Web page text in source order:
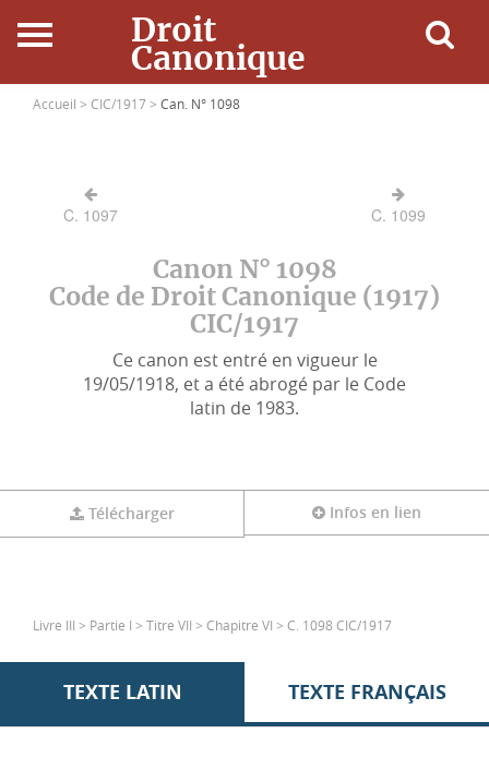
Droit
Canonique
Accueil
Ressources
Accueil > CIC/1917 > Can. N° 1098
C. 1097 C. 1099
Canon N° 1098
Code de Droit Canonique (1917)
CIC/1917
Ce canon est entré en vigueur le
19/05/1918, et a été abrogé par le Code
latin de 1983.
Télécharger Infos en lien
Livre III > Partie I > Titre VII > Chapitre VI > C. 1098 CIC/1917
TEXTE LATIN TEXTE FRANÇAIS